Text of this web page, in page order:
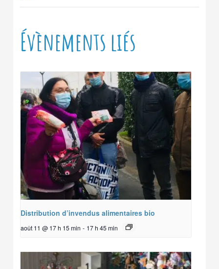
Évènements liés
Distribution d’invendus alimentaires bio
août 11 @ 17 h 15 min - 17 h 45 min